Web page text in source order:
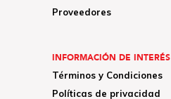
Proveedores
INFORMACIÓN DE INTERÉS
Términos y Condiciones
Políticas de privacidad